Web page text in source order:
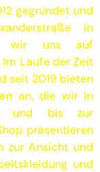
gegründet und
in
wir uns auf
Laufe der Zeit
seit 2019 bieten
an, die wir in
und bis zur
präsentieren
zur Ansicht und
und